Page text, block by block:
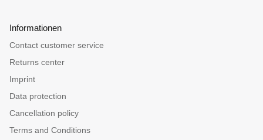
Informationen
Contact customer service
Returns center
Imprint
Data protection
Cancellation policy
Terms and Conditions